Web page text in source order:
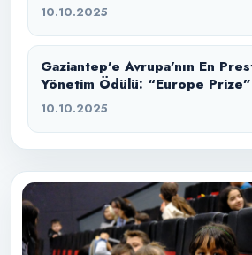
10.10.2025
Gaziantep’e Avrupa’nın En
Yönetim Ödülü: “Europe Prize”
10.10.2025